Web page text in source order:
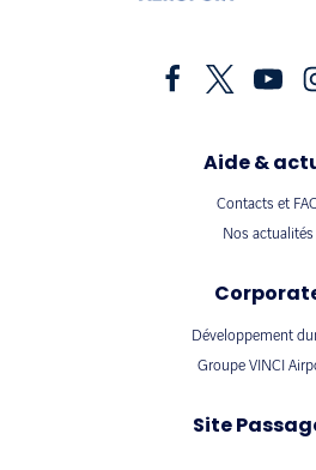
Aide &
Contacts et
Nos actualités
Développement
Groupe VINCI
Site